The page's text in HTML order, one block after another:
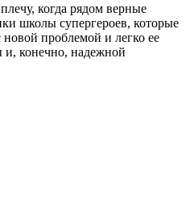
когда рядом верные
школы супергероев, которые
проблемой и легко ее
конечно, надежной